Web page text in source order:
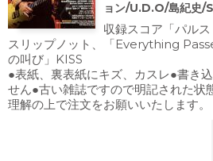
ョン/U.D.O/島紀史/
収録スコア「パルス
スリップノット、「Everything
の叫び」KISS
●表紙、裏表紙にキズ、カスレ●書き
せん●古い雑誌ですので明記された状
理解の上で注文をお願いいたします。